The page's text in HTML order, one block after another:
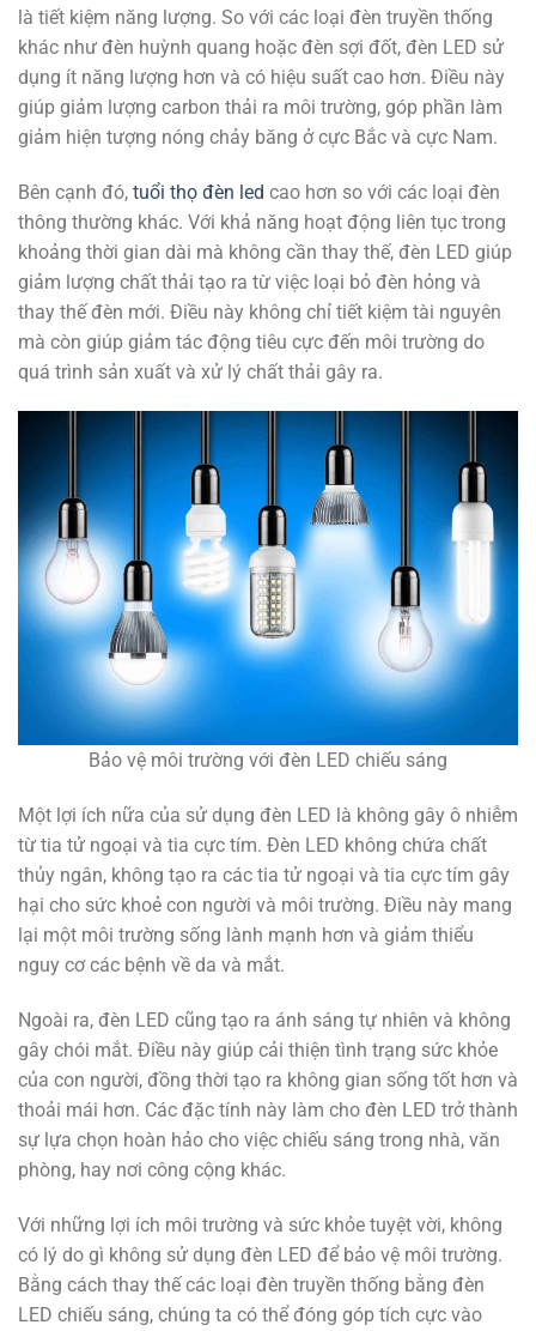
là tiết kiệm năng lượng. So với các loại đèn truyền thống
khác như đèn huỳnh quang hoặc đèn sợi đốt, đèn LED sử
dụng ít năng lượng hơn và có hiệu suất cao hơn. Điều này
giúp giảm lượng carbon thải ra môi trường, góp phần làm
giảm hiện tượng nóng chảy băng ở cực Bắc và cực Nam.
Bên cạnh đó, tuổi thọ đèn led cao hơn so với các loại đèn
thông thường khác. Với khả năng hoạt động liên tục trong
khoảng thời gian dài mà không cần thay thế, đèn LED giúp
giảm lượng chất thải tạo ra từ việc loại bỏ đèn hỏng và
thay thế đèn mới. Điều này không chỉ tiết kiệm tài nguyên
mà còn giúp giảm tác động tiêu cực đến môi trường do
quá trình sản xuất và xử lý chất thải gây ra.
Bảo vệ môi trường với đèn LED chiếu sáng
Một lợi ích nữa của sử dụng đèn LED là không gây ô nhiễm
từ tia tử ngoại và tia cực tím. Đèn LED không chứa chất
thủy ngân, không tạo ra các tia tử ngoại và tia cực tím gây
hại cho sức khoẻ con người và môi trường. Điều này mang
lại một môi trường sống lành mạnh hơn và giảm thiểu
nguy cơ các bệnh về da và mắt.
Ngoài ra, đèn LED cũng tạo ra ánh sáng tự nhiên và không
gây chói mắt. Điều này giúp cải thiện tình trạng sức khỏe
của con người, đồng thời tạo ra không gian sống tốt hơn và
thoải mái hơn. Các đặc tính này làm cho đèn LED trở thành
sự lựa chọn hoàn hảo cho việc chiếu sáng trong nhà, văn
phòng, hay nơi công cộng khác.
Với những lợi ích môi trường và sức khỏe tuyệt vời, không
có lý do gì không sử dụng đèn LED để bảo vệ môi trường.
Bằng cách thay thế các loại đèn truyền thống bằng đèn
LED chiếu sáng, chúng ta có thể đóng góp tích cực vào